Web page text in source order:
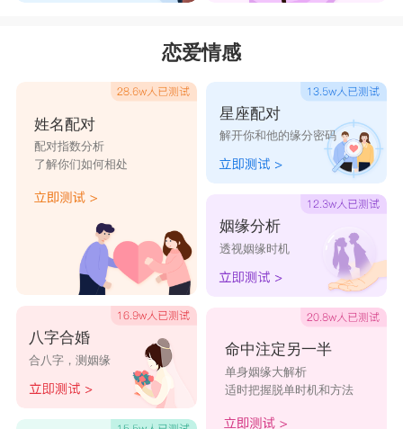
恋爱情感
姓名配对
配对指数分析
了解你们如何相处
八字合婚
合八字，测姻缘
星座配对
解开你和他的缘分密码
姻缘分析
透视姻缘时机
命中注定另一半
单身姻缘大解析
适时把握脱单时机和方法